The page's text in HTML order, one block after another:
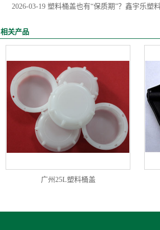
2026-03-19 塑料桶盖也有“保质期”？鑫宇乐塑
相关产品
广州25L塑料桶盖